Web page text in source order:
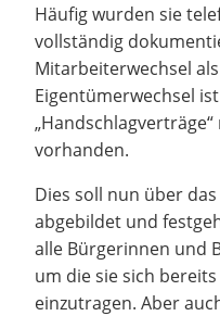
Häufig wurden sie
vollständig
Mitarbeiterwechsel
Eigentümerwechsel
vorhanden.
Dies soll nun über
abgebildet und
alle Bürgerinnen und
um die sie sich
einzutragen. Aber